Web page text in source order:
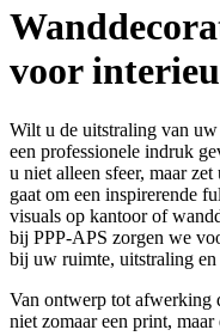
voor
Wilt u de uitstraling van
een professionele indruk
u niet alleen sfeer, maar
gaat om een inspirerende
visuals op kantoor of
bij PPP-APS zorgen we
bij uw ruimte, uitstraling
Van ontwerp tot afwerking
niet zomaar een print,